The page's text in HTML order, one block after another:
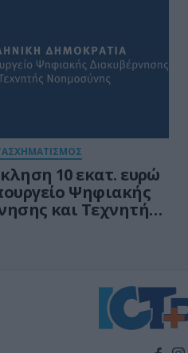
10 εκατ. ευρώ
Ψηφιακής
και Τεχνητής
για έργα